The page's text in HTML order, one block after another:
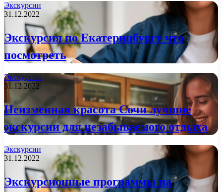
Экскурсии
31.12.2022
Экскурсия по Екатеринбургу что
посмотреть
Экскурсии
31.12.2022
Неизменная красота Сочи лучшие
экскурсии для незабываемого отдыха
Экскурсии
31.12.2022
Экскурсионные программы на